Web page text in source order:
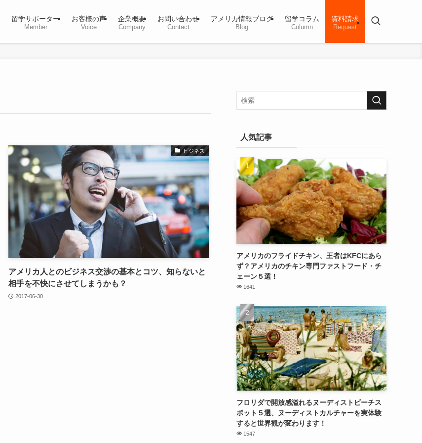
留学サポーター
Member
お客様の声
Voice
企業概要
Company
お問い合わせ
Contact
アメリカ情報ブログ
Blog
留学コラム
Column
資料請求
Request
ビジネス
アメリカ人とのビジネス交渉の基本とコツ、知らないと
相手を不快にさせてしまうかも？
2017-06-30
人気記事
アメリカのフライドチキン、王者はKFCにあら
ず？アメリカのチキン専門ファストフード・チ
ェーン５選！
1641
フロリダで開放感溢れるヌーディストビーチス
ポット５選、ヌーディストカルチャーを実体験
すると世界観が変わります！
1547